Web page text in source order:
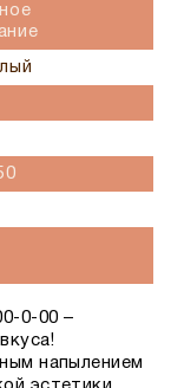
0-00 –
напылением